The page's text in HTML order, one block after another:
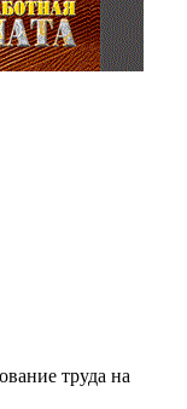
труда на